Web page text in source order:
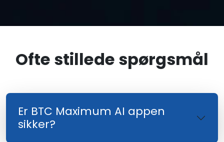
Ofte stillede spørgsmål
Er BTC Maximum AI appen
sikker?